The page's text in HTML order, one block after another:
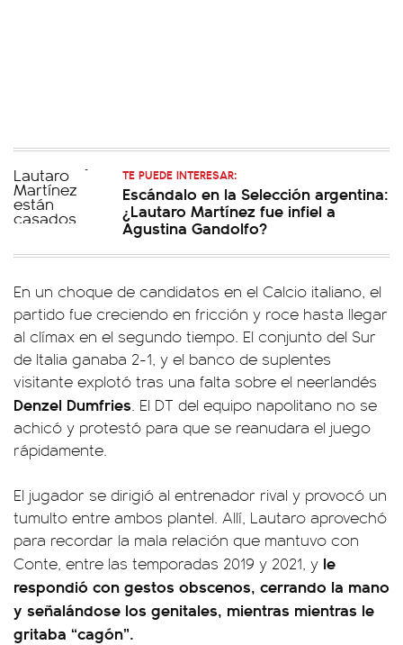
TE PUEDE INTERESAR:
Escándalo en la Selección argentina:
¿Lautaro Martínez fue infiel a
Agustina Gandolfo?
En un choque de candidatos en el Calcio italiano, el
partido fue creciendo en fricción y roce hasta llegar
al clímax en el segundo tiempo. El conjunto del Sur
de Italia ganaba 2-1, y el banco de suplentes
visitante explotó tras una falta sobre el neerlandés
Denzel Dumfries. El DT del equipo napolitano no se
achicó y protestó para que se reanudara el juego
rápidamente.
El jugador se dirigió al entrenador rival y provocó un
tumulto entre ambos plantel. Allí, Lautaro aprovechó
para recordar la mala relación que mantuvo con
Conte, entre las temporadas 2019 y 2021, y le
respondió con gestos obscenos, cerrando la mano
y señalándose los genitales, mientras mientras le
gritaba “cagón”.